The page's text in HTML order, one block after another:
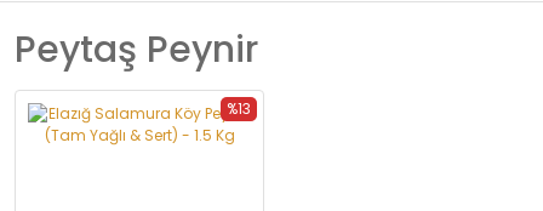
Peytaş Peynir
%13